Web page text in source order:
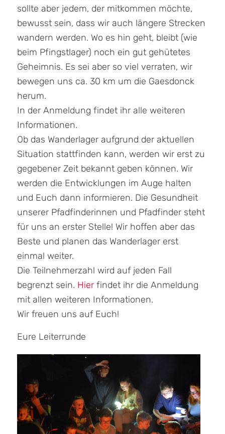
sollte aber jedem, der mitkommen möchte,
bewusst sein, dass wir auch längere Strecken
wandern werden. Wo es hin geht, bleibt (wie
beim Pfingstlager) noch ein gut gehütetes
Geheimnis. Es sei aber so viel verraten, wir
bewegen uns ca. 30 km um die Gaesdonck
herum.
In der Anmeldung findet ihr alle weiteren
Informationen.
Ob das Wanderlager aufgrund der aktuellen
Situation stattfinden kann, werden wir erst zu
gegebener Zeit bekannt geben können. Wir
werden die Entwicklungen im Auge halten
und Euch dann informieren. Die Gesundheit
unserer Pfadfinderinnen und Pfadfinder steht
für uns an erster Stelle! Wir hoffen aber das
Beste und planen das Wanderlager erst
einmal weiter.
Die Teilnehmerzahl wird auf jeden Fall
begrenzt sein. Hierfindet ihr die Anmeldung
mit allen weiteren Informationen.
Wir freuen uns auf Euch!
Eure Leiterrunde